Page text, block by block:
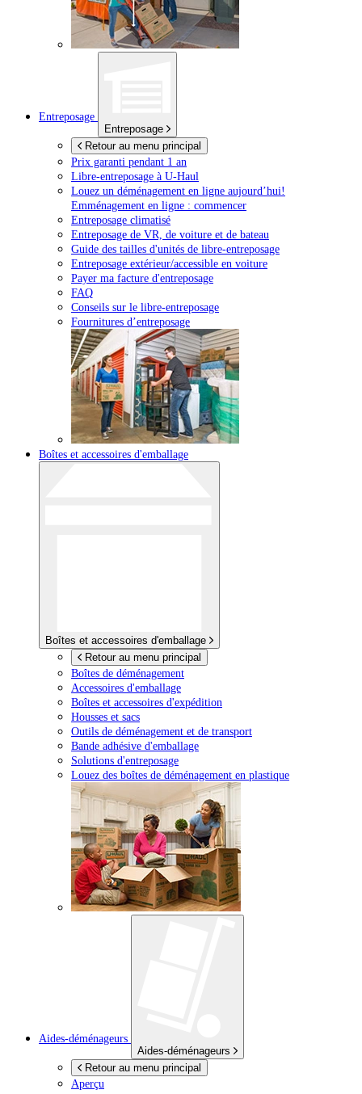
Entreposage
Entreposage
Retour au menu principal
Prix garanti pendant 1 an
Libre-entreposage à U-Haul
Louez un déménagement en ligne aujourd’hui!
Emménagement en ligne : commencer
Entreposage climatisé
Entreposage de VR, de voiture et de bateau
Guide des tailles d'unités de libre-entreposage
Entreposage extérieur/accessible en voiture
Payer ma facture d'entreposage
FAQ
Conseils sur le libre-entreposage
Fournitures d’entreposage
Boîtes et accessoires d'emballage
Boîtes et accessoires d'emballage
Retour au menu principal
Boîtes de déménagement
Accessoires d'emballage
Boîtes et accessoires d'expédition
Housses et sacs
Outils de déménagement et de transport
Bande adhésive d'emballage
Solutions d'entreposage
Louez des boîtes de déménagement en plastique
Aides-déménageurs
Aides-déménageurs
Retour au menu principal
Aperçu